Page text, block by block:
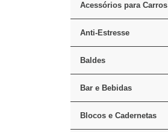
Acessórios para Carros
Anti-Estresse
Baldes
Bar e Bebidas
Blocos e Cadernetas